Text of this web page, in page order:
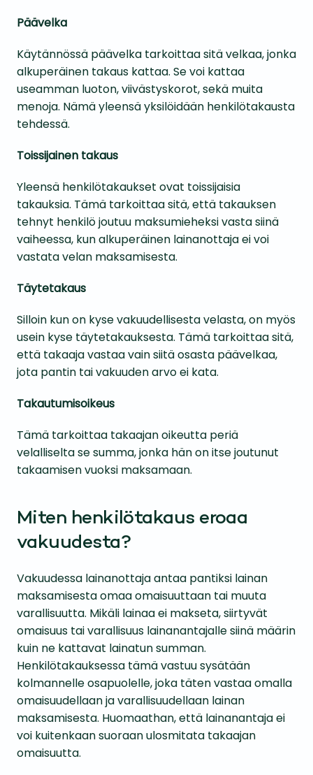
Päävelka
Käytännössä päävelka tarkoittaa sitä velkaa, jonka
alkuperäinen takaus kattaa. Se voi kattaa
useamman luoton, viivästyskorot, sekä muita
menoja. Nämä yleensä yksilöidään henkilötakausta
tehdessä.
Toissijainen takaus
Yleensä henkilötakaukset ovat toissijaisia
takauksia. Tämä tarkoittaa sitä, että takauksen
tehnyt henkilö joutuu maksumieheksi vasta siinä
vaiheessa, kun alkuperäinen lainanottaja ei voi
vastata velan maksamisesta.
Täytetakaus
Silloin kun on kyse vakuudellisesta velasta, on myös
usein kyse täytetakauksesta. Tämä tarkoittaa sitä,
että takaaja vastaa vain siitä osasta päävelkaa,
jota pantin tai vakuuden arvo ei kata.
Takautumisoikeus
Tämä tarkoittaa takaajan oikeutta periä
velalliselta se summa, jonka hän on itse joutunut
takaamisen vuoksi maksamaan.
Miten henkilötakaus eroaa
vakuudesta?
Vakuudessa lainanottaja antaa pantiksi lainan
maksamisesta omaa omaisuuttaan tai muuta
varallisuutta. Mikäli lainaa ei makseta, siirtyvät
omaisuus tai varallisuus lainanantajalle siinä määrin
kuin ne kattavat lainatun summan.
Henkilötakauksessa tämä vastuu sysätään
kolmannelle osapuolelle, joka täten vastaa omalla
omaisuudellaan ja varallisuudellaan lainan
maksamisesta. Huomaathan, että lainanantaja ei
voi kuitenkaan suoraan ulosmitata takaajan
omaisuutta.